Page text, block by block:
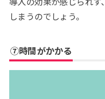
しまうのでしょう。
⑦時間がかかる